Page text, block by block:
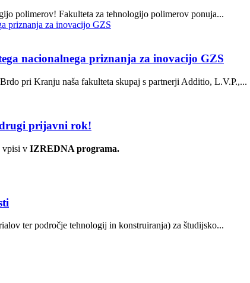
polimerov! Fakulteta za tehnologijo polimerov ponuja...
nacionalnega priznanja za inovacijo GZS
pri Kranju naša fakulteta skupaj s partnerji Additio, L.V.P.,...
drugi prijavni rok!
vpisi v IZREDNA programa.
ter področje tehnologij in konstruiranja) za študijsko...